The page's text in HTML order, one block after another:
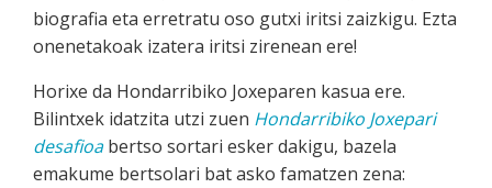
biografia eta erretratu oso gutxi iritsi zaizkigu. Ezta
onenetakoak izatera iritsi zirenean ere!
Horixe da Hondarribiko Joxeparen kasua ere.
Bilintxek idatzita utzi zuen Hondarribiko Joxepari
desafioa bertso sortari esker dakigu, bazela
emakume bertsolari bat asko famatzen zena: